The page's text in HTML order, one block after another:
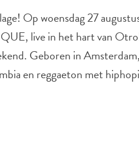
Op woensdag 27
live in het hart van
Geboren in
en reggaeton met